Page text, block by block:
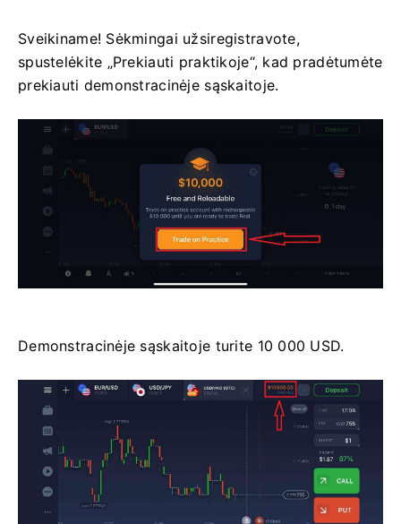
Sveikiname! Sėkmingai užsiregistravote,
spustelėkite „Prekiauti praktikoje“, kad pradėtumėte
prekiauti demonstracinėje sąskaitoje.
Demonstracinėje sąskaitoje turite 10 000 USD.